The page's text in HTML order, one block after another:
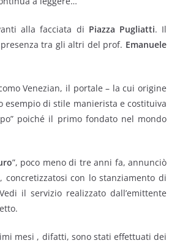
alla facciata di Piazza Pugliatti. Il
tra gli altri del prof. Emanuele
Venezian, il portale – la cui origine
esempio di stile manierista e costituiva
poiché il primo fondato nel mondo
”, poco meno di tre anni fa, annunciò
con lo stanziamento di
il servizio realizzato dall’emittente
mesi , difatti, sono stati effettuati dei